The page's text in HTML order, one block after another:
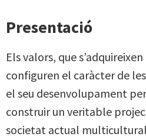
Presentació
Els valors, que
configuren el caràcter de
el seu desenvolupa­ment
construir un veritable
societat actual